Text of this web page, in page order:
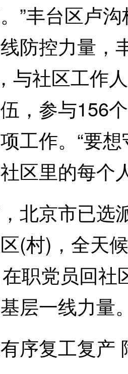
”丰台区卢
防控力量，
与社区工作
，参与156
工作。“要
区里的每个
京市已选
(村)，全天
职党员回
层一线力量
复工复产